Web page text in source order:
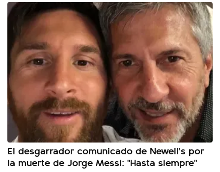
El desgarrador comunicado de Newell's por
la muerte de Jorge Messi: "Hasta siempre"